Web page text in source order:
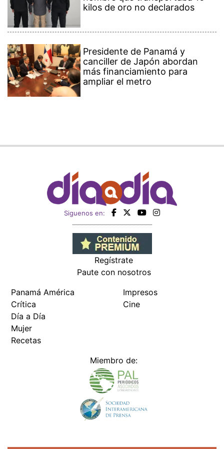
kilos de oro no declarados
Presidente de Panamá y
canciller de Japón abordan
más financiamiento para
ampliar el metro
Siguenos en:
Regístrate
Paute con nosotros
Panamá América
Crítica
Día a Día
Mujer
Recetas
Impresos
Cine
Miembro de: